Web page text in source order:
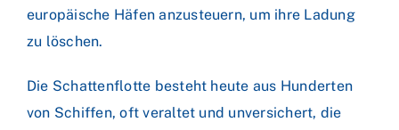
europäische Häfen anzusteuern, um ihre Ladung
zu löschen.
Die Schattenflotte besteht heute aus Hunderten
von Schiffen, oft veraltet und unversichert, die